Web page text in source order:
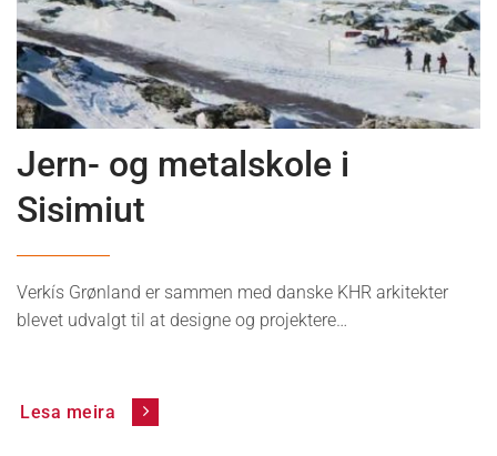
News
Jern- og metalskole i
Sisimiut
Verkís Grønland er sammen med danske KHR arkitekter
blevet udvalgt til at designe og projektere…
Lesa meira